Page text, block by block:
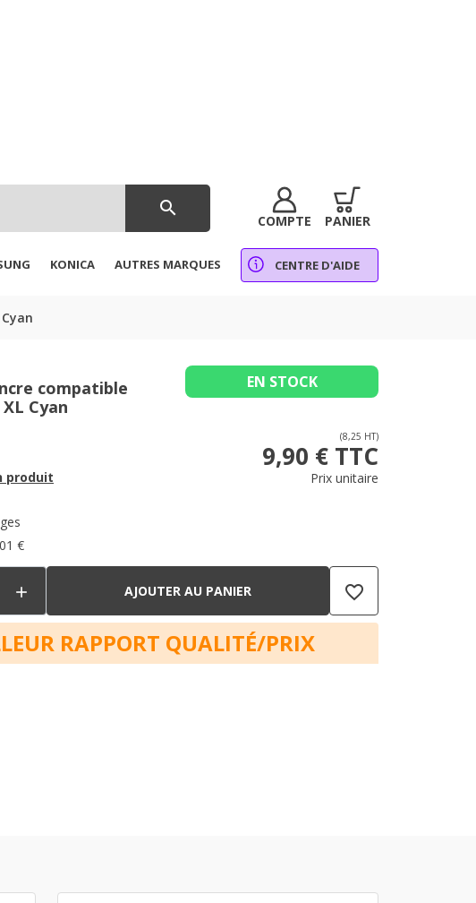
search
COMPTE PANIER
KONICA AUTRES MARQUES CENTRE D'AIDE
compatible
Cyan
EN STOCK
produit
€
(8,25 HT)
9,90 € TTC
Prix unitaire
 AJOUTER AU PANIER favorite_border
RAPPORT QUALITÉ/PRIX